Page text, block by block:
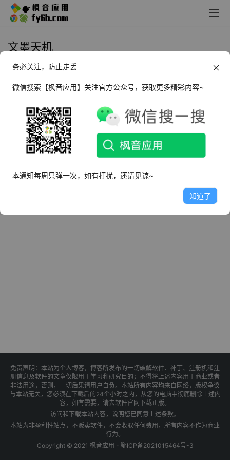
文墨天机
Android 文墨天机_v1.9.30 专业版
2024年12月7日
免责声明：本站为个人博客，博客所发布的一切破解软件、补丁、注册机和注
册信息及软件的文章仅限用于学习和研究目的；不得将上述内容用于商业或者
非法用途，否则，一切后果请用户自负。本站所有内容均来自网络，版权争议
与本站无关，您必须在下载后的24个小时之内，从您的电脑中彻底删除上述内
容，如有需要，请去软件官网下载正版。
访问和下载本站内容，说明您已同意上述条款。
本站为非盈利性站点，不贩卖软件，不会收取任何费用，所有内容不作为商业
行为。
Copyright © 2021 枫音应用 - 鄂ICP备2021015464号-3
务必关注，防止走丢
微信搜索【枫音应用】关注官方公众号，获取更多精彩内容~
本通知每周只弹一次，如有打扰，还请见谅~
知道了